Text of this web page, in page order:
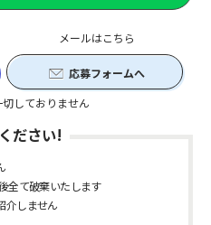
メールはこちら
応募フォームへ
しておりません
ださい!
全て破棄いたします
介しません